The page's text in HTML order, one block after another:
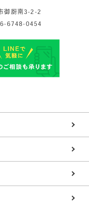
御厨南3-2-2
6748-0454